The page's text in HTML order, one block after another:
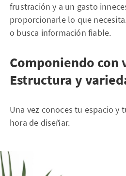
frustración y a un gasto
proporcionarle lo que
o busca información fiable.
Componiendo con
Estructura y
Una vez conoces tu espacio y
hora de diseñar.